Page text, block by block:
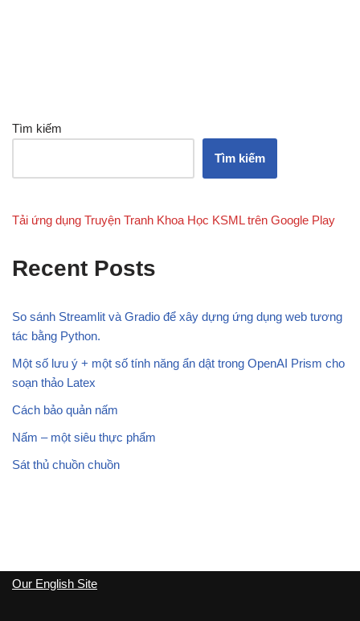
Tìm kiếm
Tìm kiếm
Tải ứng dụng Truyện Tranh Khoa Học KSML trên Google Play
Recent Posts
So sánh Streamlit và Gradio để xây dựng ứng dụng web tương
tác bằng Python.
Một số lưu ý + một số tính năng ẩn dật trong OpenAI Prism cho
soạn thảo Latex
Cách bảo quản nấm
Nấm – một siêu thực phẩm
Sát thủ chuồn chuồn
Our English Site